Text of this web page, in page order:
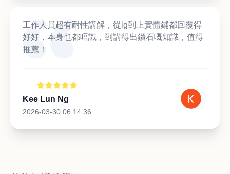
工作人員超有耐性講解，從ig到上實體鋪都回覆得
好好，本身乜都唔識，到講得出鑽石嘅知識，值得
推薦！
Kee Lun Ng
2026-03-30 06:14:36